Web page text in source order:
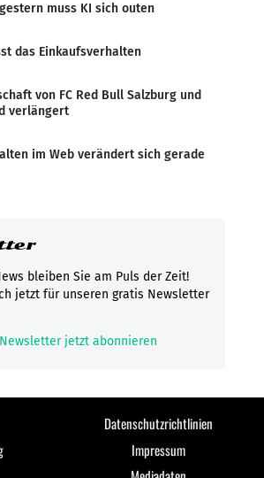
muss KI sich outen
das Einkaufsverhalten
von FC Red Bull Salzburg und
verlängert
im Web verändert sich gerade
bleiben Sie am Puls der Zeit!
jetzt für unseren gratis Newsletter
Newsletter jetzt abonnieren
Datenschutzrichtlinien
Impressum